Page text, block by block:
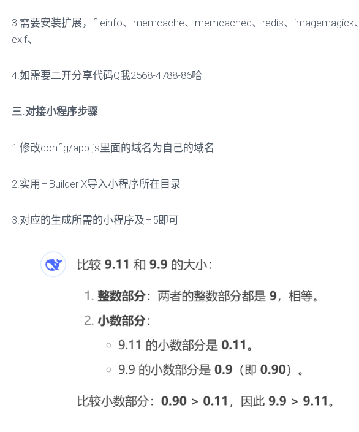
3.需要安装扩展，fileinfo、memcache、memcached、redis、imagemagick、
exif、
4.如需要二开分享代码Q我2568-4788-86哈
三.对接小程序步骤
1.修改config/app.js里面的域名为自己的域名
2.实用HBuilder X导入小程序所在目录
3.对应的生成所需的小程序及H5即可